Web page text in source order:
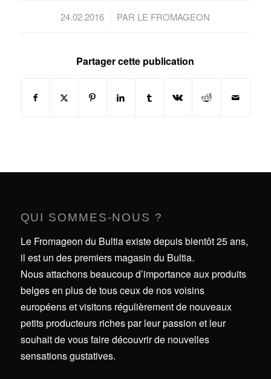
24.02.2016
/ PAR LE FROMAGEON
Partager cette publication
QUI SOMMES-NOUS ?
Le Fromageon du Bultia existe depuis bientôt 25 ans,
il est un des premiers magasin du Bultia.
Nous attachons beaucoup d’importance aux produits
belges en plus de tous ceux de nos voisins
européens et visitons régulièrement de nouveaux
petits producteurs riches par leur passion et leur
souhait de vous faire découvrir de nouvelles
sensations gustatives.